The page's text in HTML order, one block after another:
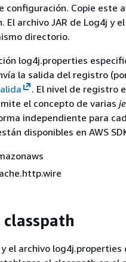
configuración. Copie este
archivo JAR de Log4j y
directorio.
log4j.properties
la salida del registro
. El nivel de registro
el concepto de varias
independiente para
disponibles en AWS
y el archivo